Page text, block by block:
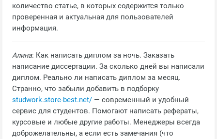
количество статье, в которых содержится только
проверенная и актуальная для пользователей
информация.
Алина: Как написать диплом за ночь. Заказать
написание диссертации. За сколько дней вы написали
диплом. Реально ли написать диплом за месяц.
Странно, что забыли добавить в подборку
studwork.store-best.net/ — современный и удобный
сервис для студентов. Помогают написать рефераты,
курсовые и любые другие работы. Менеджеры всегда
доброжелательны, а если есть замечания (что